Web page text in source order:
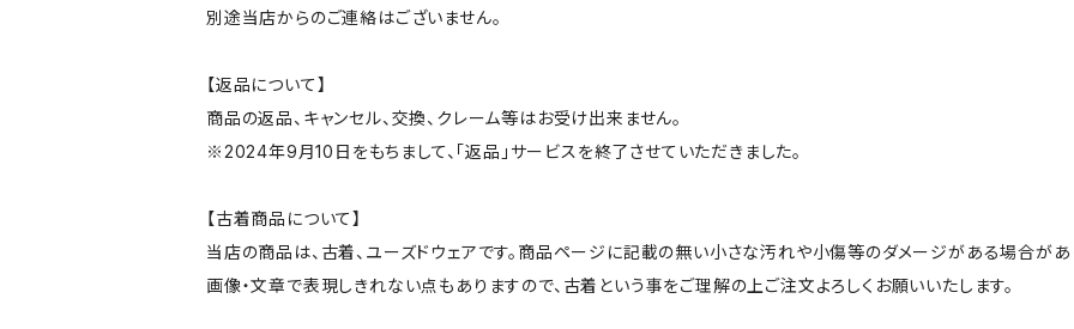
別途当店からのご連絡はございません。
【返品について】
商品の返品、キャンセル、交換、クレーム等はお受け出来ません。
※2024年9月10日をもちまして、「返品」サービスを終了させていただきました。
【古着商品について】
当店の商品は、古着、ユーズドウェアです。商品ページに記載の無い小さな汚れや小傷等のダメージがある場合があ
画像・文章で表現しきれない点もありますので、古着という事をご理解の上ご注文よろしくお願いいたします。